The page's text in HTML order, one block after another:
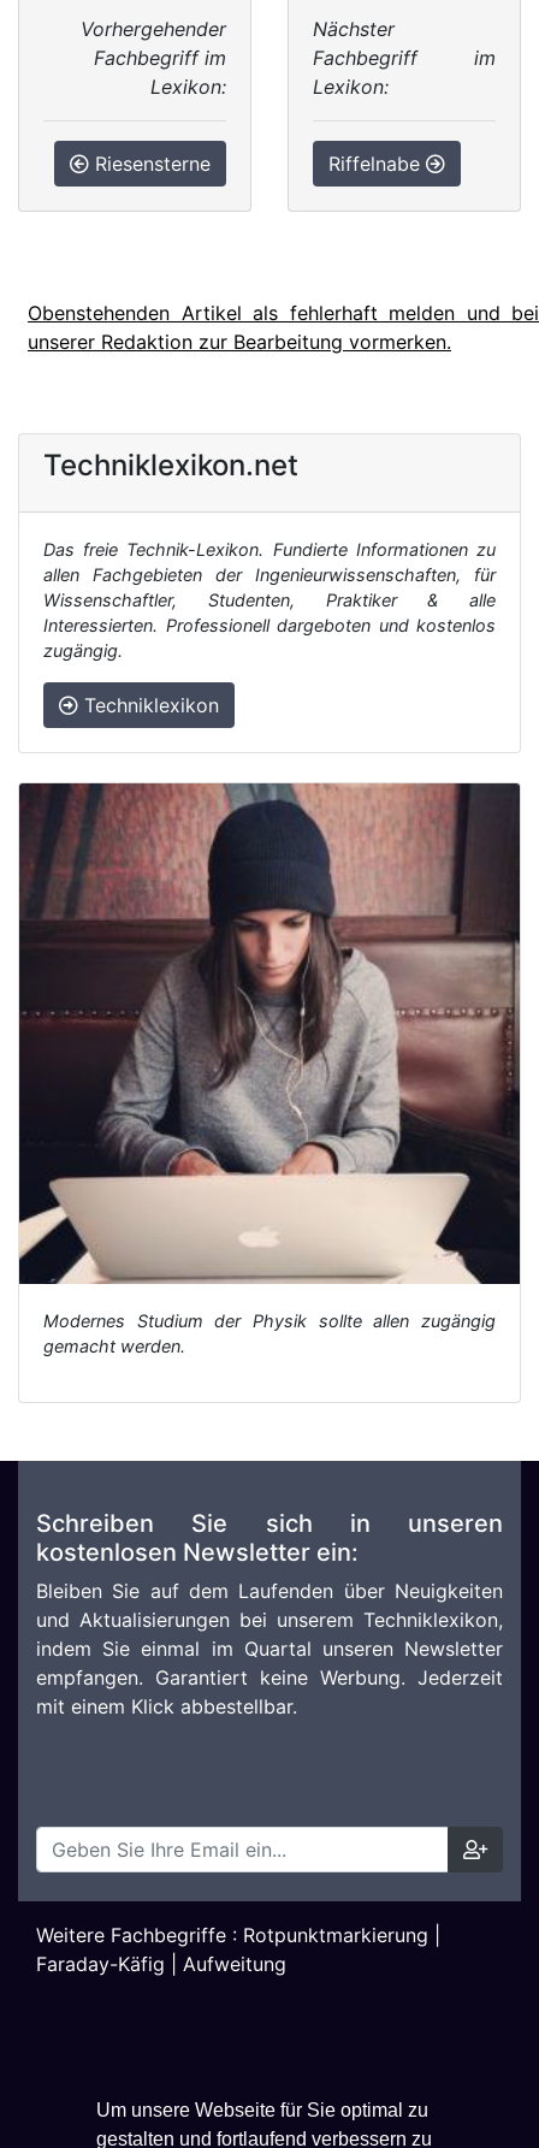
Um unsere Webseite für Sie optimal zu
gestalten und fortlaufend verbessern zu
Vorhergehender
Fachbegriff im
Lexikon:
Riesensterne
Nächster
Fachbegriff im
Lexikon:
Riffelnabe
Obenstehenden Artikel als fehlerhaft melden und bei
unserer Redaktion zur Bearbeitung vormerken.
Techniklexikon.net
Das freie Technik-Lexikon. Fundierte Informationen zu
allen Fachgebieten der Ingenieurwissenschaften, für
Wissenschaftler, Studenten, Praktiker & alle
Interessierten. Professionell dargeboten und kostenlos
zugängig.
Techniklexikon
Modernes Studium der Physik sollte allen zugängig
gemacht werden.
Schreiben Sie sich in unseren
kostenlosen Newsletter ein:
Bleiben Sie auf dem Laufenden über Neuigkeiten
und Aktualisierungen bei unserem Techniklexikon,
indem Sie einmal im Quartal unseren Newsletter
empfangen. Garantiert keine Werbung. Jederzeit
mit einem Klick abbestellbar.
Weitere Fachbegriffe : Rotpunktmarkierung
Faraday-Käfig
Aufweitung